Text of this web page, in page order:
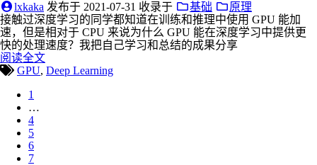
lxkaka 发布于 2021-07-31 收录于 基础
原理
接触过深度学习的同学都知道在训练和推理中使用 GPU 能加
速，但是相对于 CPU 来说为什么 GPU 能在深度学习中提供更
快的处理速度？我把自己学习和总结的成果分享
阅读全文
GPU, Deep Learning
1
…
4
5
6
7